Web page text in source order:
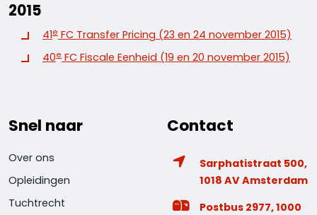
2015
41e FC Transfer Pricing (23 en 24 november 2015)
40e FC Fiscale Eenheid (19 en 20 november 2015)
Snel naar
Over ons
Opleidingen
Tuchtrecht
Contact
Sarphatistraat 500,
1018 AV Amsterdam
Postbus 2977, 1000